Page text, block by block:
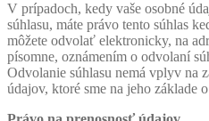
V prípadoch, kedy vaše osobné
súhlasu, máte právo tento súhlas
môžete odvolať elektronicky, na
písomne, oznámením o odvolaní
Odvolanie súhlasu nemá vplyv na
údajov, ktoré sme na jeho základe